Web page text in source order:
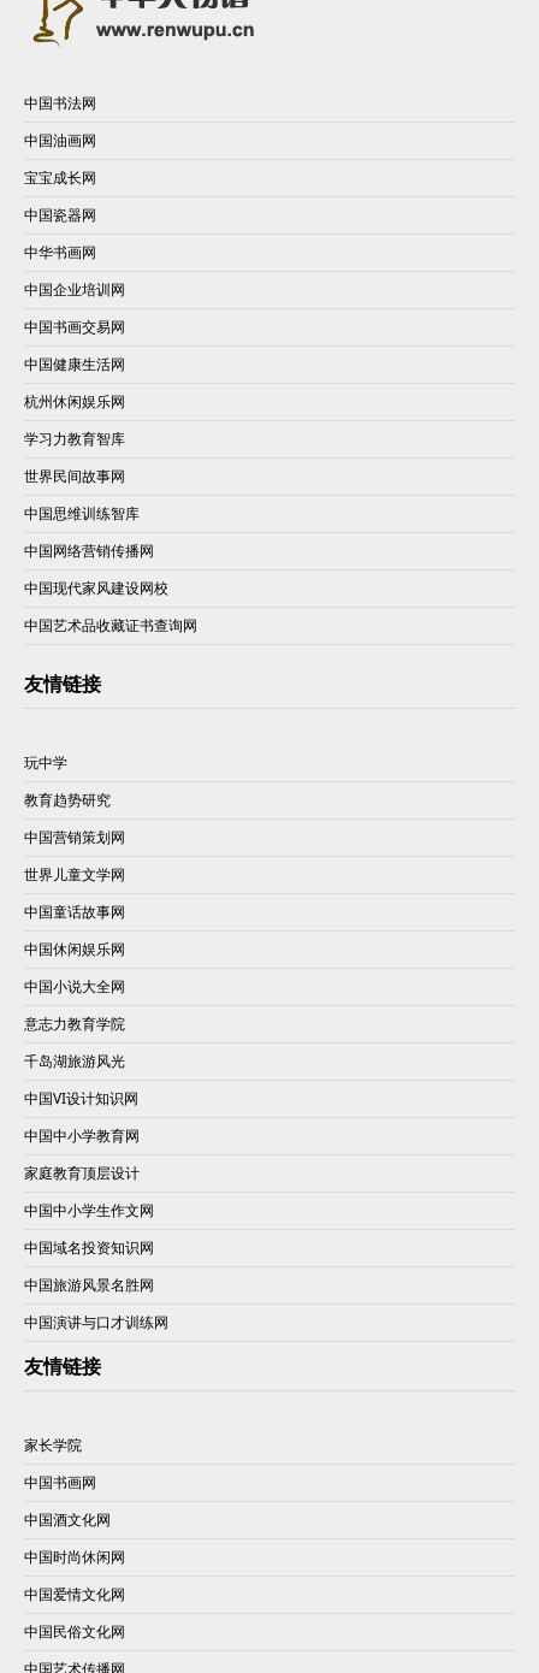
中国书法网
中国油画网
宝宝成长网
中国瓷器网
中华书画网
中国企业培训网
中国书画交易网
中国健康生活网
杭州休闲娱乐网
学习力教育智库
世界民间故事网
中国思维训练智库
中国网络营销传播网
中国现代家风建设网校
中国艺术品收藏证书查询网
友情链接
玩中学
教育趋势研究
中国营销策划网
世界儿童文学网
中国童话故事网
中国休闲娱乐网
中国小说大全网
意志力教育学院
千岛湖旅游风光
中国VI设计知识网
中国中小学教育网
家庭教育顶层设计
中国中小学生作文网
中国域名投资知识网
中国旅游风景名胜网
中国演讲与口才训练网
友情链接
家长学院
中国书画网
中国酒文化网
中国时尚休闲网
中国爱情文化网
中国民俗文化网
中国艺术传播网